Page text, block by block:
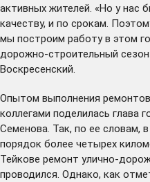
активных жителей. «Но у нас
качеству, и по срокам.
мы построим работу в этом
дорожно-строительный
Воскресенский.
Опытом выполнения
коллегами поделилась глава
Семенова. Так, по ее словам,
порядок более четырех
Тейкове ремонт улично-
проводился. Однако, как